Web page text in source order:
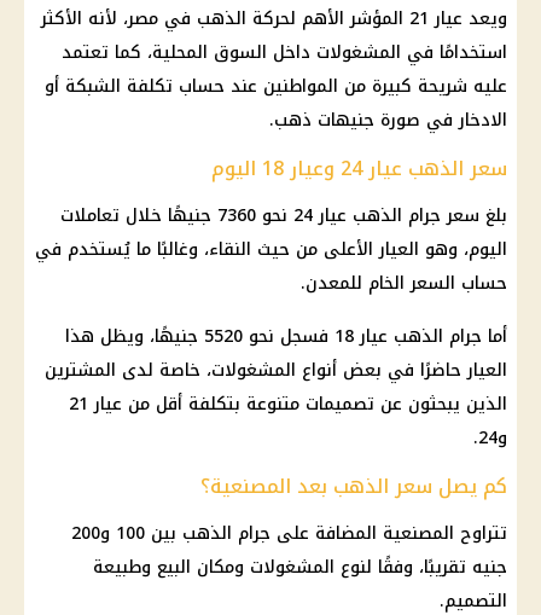
ويعد عيار 21 المؤشر الأهم لحركة الذهب في مصر، لأنه الأكثر
استخدامًا في المشغولات داخل السوق المحلية، كما تعتمد
عليه شريحة كبيرة من المواطنين عند حساب تكلفة الشبكة أو
الادخار في صورة جنيهات ذهب.
سعر الذهب عيار 24 وعيار 18 اليوم
بلغ سعر جرام الذهب عيار 24
نحو 7360 جنيهًا خلال تعاملات
اليوم، وهو العيار الأعلى من حيث النقاء، وغالبًا ما يُستخدم في
حساب السعر الخام للمعدن.
أما جرام الذهب عيار 18
فسجل نحو 5520 جنيهًا، ويظل هذا
العيار حاضرًا في بعض أنواع المشغولات، خاصة لدى المشترين
الذين يبحثون عن تصميمات متنوعة بتكلفة أقل من عيار 21
و24.
كم يصل سعر الذهب بعد المصنعية؟
تتراوح المصنعية المضافة على جرام الذهب
بين 100 و200
جنيه تقريبًا، وفقًا لنوع المشغولات ومكان البيع وطبيعة
التصميم.